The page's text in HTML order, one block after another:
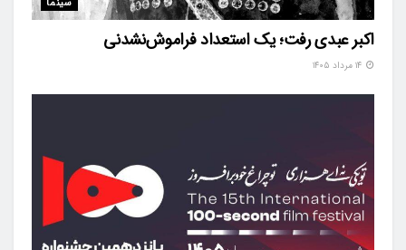
سینما
اکبر عبدی رفت؛ یک استعداد فراموش‌نشدنی